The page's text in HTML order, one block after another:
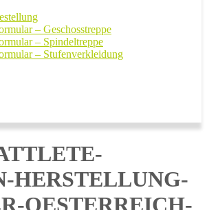
– Geschosstreppe
– Spindeltreppe
– Stufenverkleidung
HERSTELLUNG-
OESTERREICH-